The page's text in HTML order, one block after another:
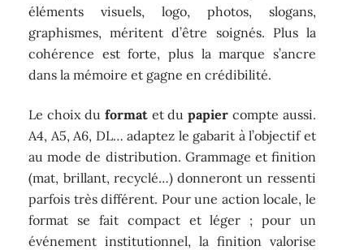
éléments visuels, logo, photos, slogans,
graphismes, méritent d’être soignés. Plus la
cohérence est forte, plus la marque s’ancre
dans la mémoire et gagne en crédibilité.
Le choix du formatet dupapier compte aussi.
A4, A5, A6, DL… adaptez le gabarit à l’objectif et
au mode de distribution. Grammage et finition
(mat, brillant, recyclé…) donneront un ressenti
parfois très différent. Pour une action locale, le
format se fait compact et léger ; pour un
événement institutionnel, la finition valorise